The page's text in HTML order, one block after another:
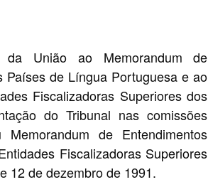
União ao Memorandum de
Países de Língua Portuguesa e ao
Fiscalizadoras Superiores dos
do Tribunal nas comissões
de Entendimentos
Fiscalizadoras Superiores
12 de dezembro de 1991.